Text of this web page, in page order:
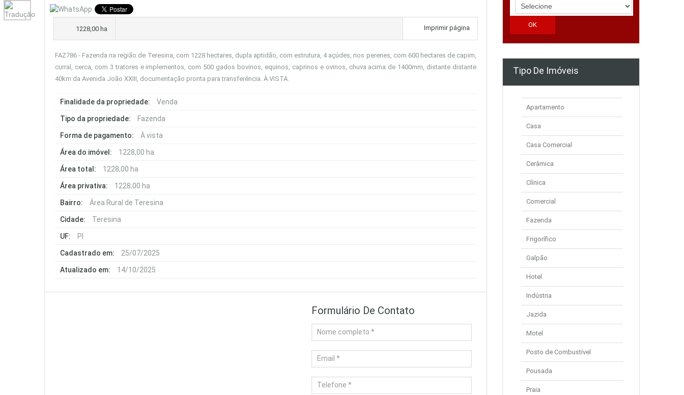
1228,00 ha Imprimir página
FAZ786 - Fazenda na região de Teresina, com 1228 hectares, dupla aptidão, com estrutura, 4 açúdes, rios perenes, com 600 hectares de capim,
curral, cerca, com 3 tratores e implementos, com 500 gados bovinos, equinos, caprinos e ovinos, chuva acima de 1400mm, distante distante
40km da Avenida João XXIII, documentação pronta para transferência. À VISTA.
Finalidade da propriedade: Venda
Tipo da propriedade: Fazenda
Forma de pagamento: À vista
Área do imóvel: 1228,00 ha
Área total: 1228,00 ha
Área privativa: 1228,00 ha
Bairro: Área Rural de Teresina
Cidade: Teresina
UF: PI
Cadastrado em: 25/07/2025
Atualizado em: 14/10/2025
Formulário De Contato
Tipo De Imóveis
Apartamento
Casa
Casa Comercial
Cerâmica
Clínica
Comercial
Fazenda
Frigorífico
Galpão
Hotel
Indústria
Jazida
Motel
Posto de Combustível
Pousada
Praia